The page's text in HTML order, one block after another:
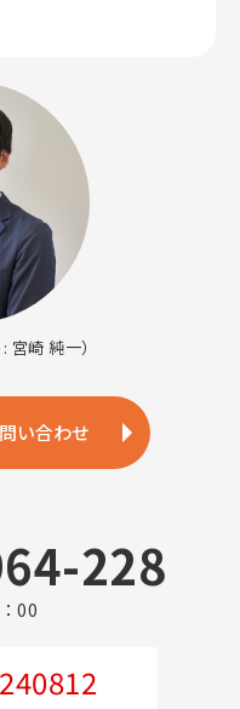
宮崎 純一）
い合わせ
228
00